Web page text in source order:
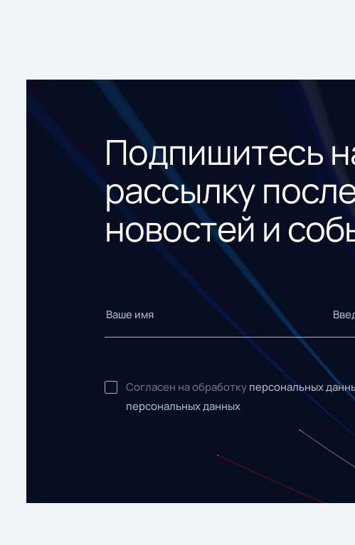
Подпишитесь
рассылку
новостей и
Согласен на обработку персональных
персональных данных